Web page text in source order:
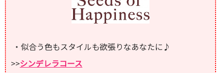
・似合う色もスタイルも欲張りなあなたに♪
>>シンデレラコース